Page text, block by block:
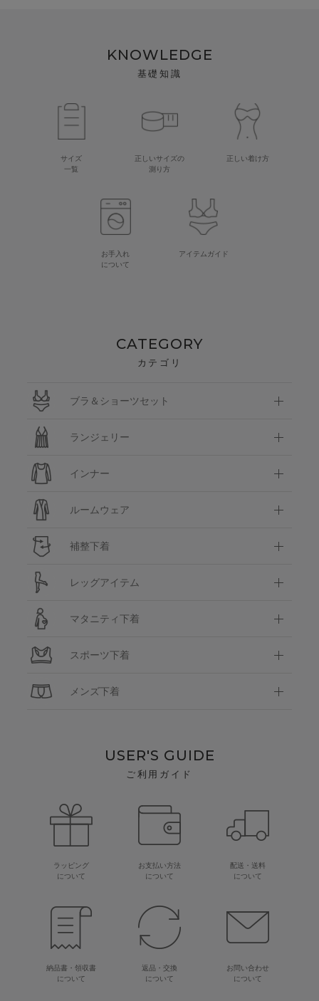
KNOWLEDGE
基礎知識
サイズ
一覧
正しいサイズの
測り方
正しい着け方
お手入れ
について
アイテムガイド
CATEGORY
カテゴリ
ブラ＆ショーツセット
ランジェリー
インナー
ルームウェア
補整下着
レッグアイテム
マタニティ下着
スポーツ下着
メンズ下着
USER'S GUIDE
ご利用ガイド
ラッピング
について
お支払い方法
について
配送・送料
について
納品書・領収書
について
返品・交換
について
お問い合わせ
について